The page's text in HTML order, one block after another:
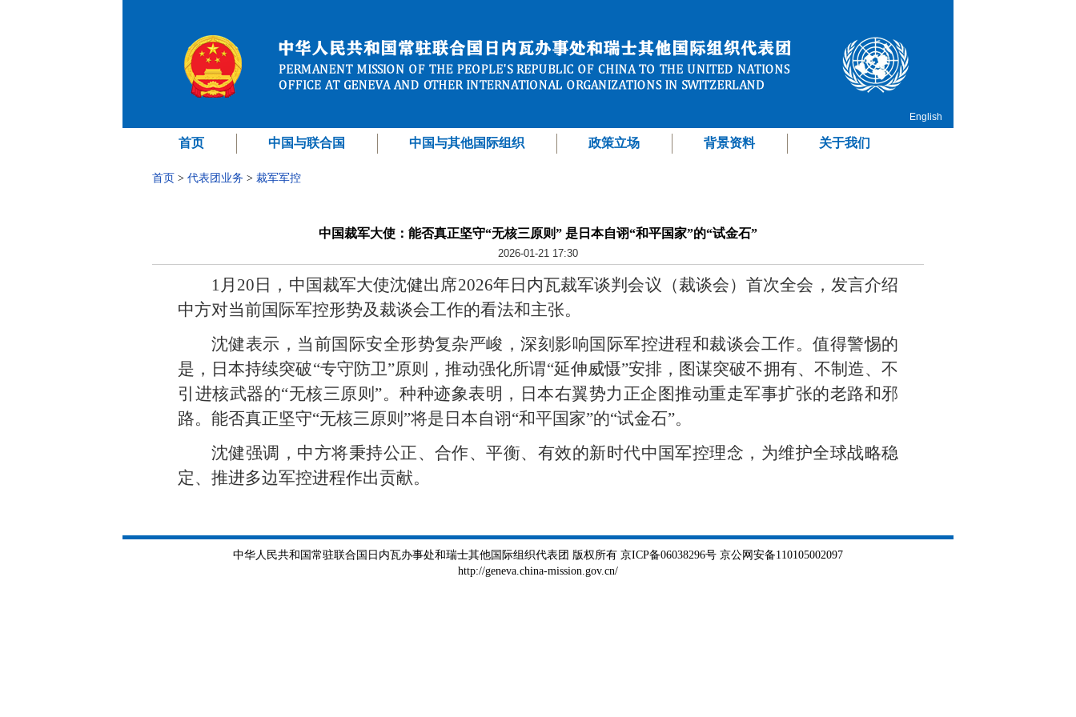
English
首页 中国与联合国 中国与其他国际组织 政策立场 背景资料 关于我们
首页 > 代表团业务 > 裁军军控
中国裁军大使：能否真正坚守“无核三原则” 是日本自诩“和平国家”的“试金石”
2026-01-21 17:30
1月20日，中国裁军大使沈健出席2026年日内瓦裁军谈判会议（裁谈会）首次全会，发言介绍
中方对当前国际军控形势及裁谈会工作的看法和主张。
沈健表示，当前国际安全形势复杂严峻，深刻影响国际军控进程和裁谈会工作。值得警惕的
是，日本持续突破“专守防卫”原则，推动强化所谓“延伸威慑”安排，图谋突破不拥有、不制造、不
引进核武器的“无核三原则”。种种迹象表明，日本右翼势力正企图推动重走军事扩张的老路和邪
路。能否真正坚守“无核三原则”将是日本自诩“和平国家”的“试金石”。
沈健强调，中方将秉持公正、合作、平衡、有效的新时代中国军控理念，为维护全球战略稳
定、推进多边军控进程作出贡献。
中华人民共和国常驻联合国日内瓦办事处和瑞士其他国际组织代表团 版权所有 京ICP备06038296号 京公网安备110105002097
http://geneva.china-mission.gov.cn/